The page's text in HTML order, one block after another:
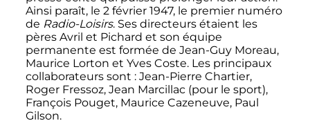
Ainsi paraît, le 2 février 1947, le premier numéro
de Radio-Loisirs. Ses directeurs étaient les
pères Avril et Pichard et son équipe
permanente est formée de Jean-Guy Moreau,
Maurice Lorton et Yves Coste. Les principaux
collaborateurs sont : Jean-Pierre Chartier,
Roger Fressoz, Jean Marcillac (pour le sport),
François Pouget, Maurice Cazeneuve, Paul
Gilson.